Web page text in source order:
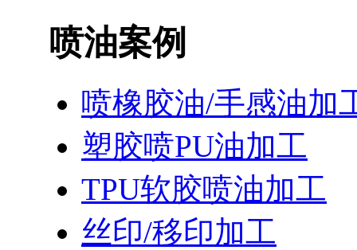
喷油案例
喷橡胶油/手感油加
塑胶喷PU油加工
TPU软胶喷油加工
丝印/移印加工